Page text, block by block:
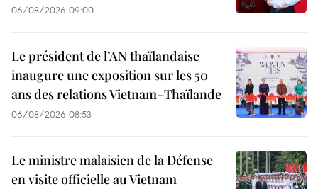
06/08/2026 09:00
Le président de l’AN thaïlandaise
inaugure une exposition sur les 50
ans des relations Vietnam–Thaïlande
06/08/2026 08:53
Le ministre malaisien de la Défense
en visite officielle au Vietnam